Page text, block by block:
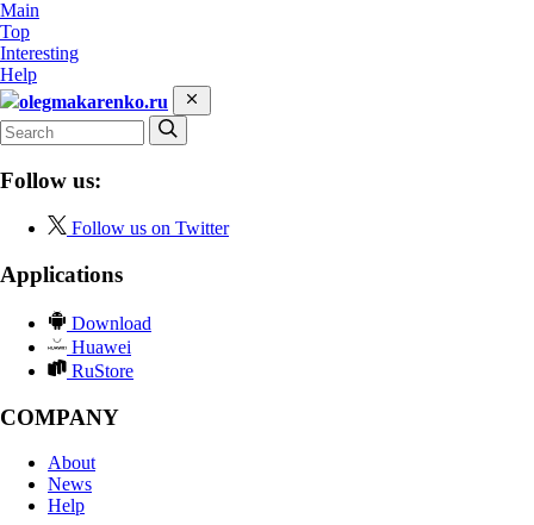
Main
Top
Interesting
Help
olegmakarenko.ru
Follow us:
Follow us on Twitter
Applications
Download
Huawei
RuStore
COMPANY
About
News
Help